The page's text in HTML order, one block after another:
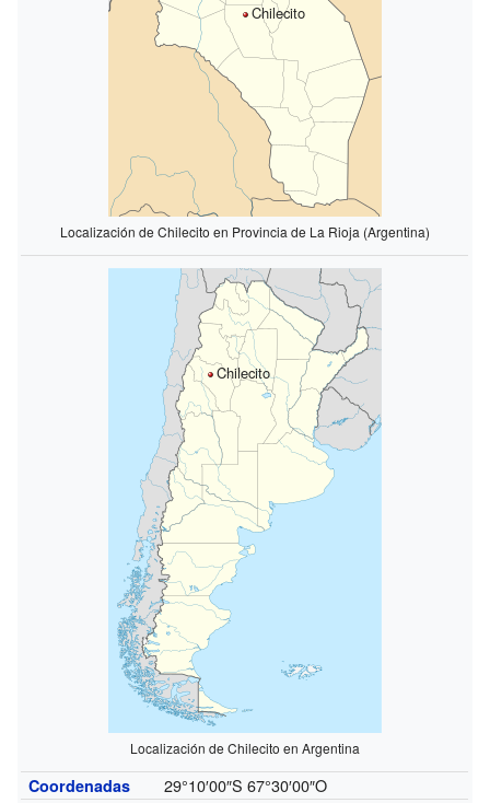
Chilecito
Localización de Chilecito en Provincia de La Rioja (Argentina)
Chilecito
Localización de Chilecito en Argentina
Coordenadas 29°10′00″S 67°30′00″O